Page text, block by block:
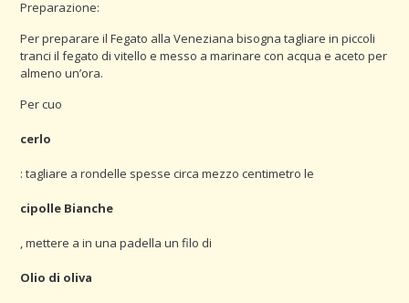
Preparazione:
Per preparare il Fegato alla Veneziana bisogna tagliare in piccoli
tranci il fegato di vitello e messo a marinare con acqua e aceto per
almeno un’ora.
Per cuo
cerlo
: tagliare a rondelle spesse circa mezzo centimetro le
cipolle Bianche
, mettere a in una padella un filo di
Olio di oliva